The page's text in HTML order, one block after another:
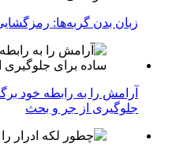
زبان بدن گربه‌ها:
آرامش را به رابطه خود
جلوگیری از جر و بحث